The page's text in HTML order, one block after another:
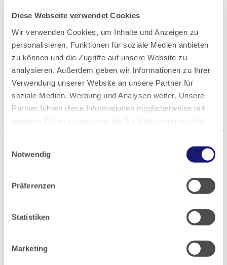
Diese Webseite verwendet Cookies
Wir verwenden Cookies, um Inhalte und Anzeigen zu
personalisieren, Funktionen für soziale Medien anbieten
zu können und die Zugriffe auf unsere Website zu
analysieren. Außerdem geben wir Informationen zu Ihrer
Verwendung unserer Website an unsere Partner für
soziale Medien, Werbung und Analysen weiter. Unsere
Partner führen diese Informationen möglicherweise mit
haben oder die sie im Rahmen Ihrer Nutzung der Dienste
Notwendig
Präferenzen
Statistiken
Marketing
2016
2015
2014
2012
2011
2010
2009
2008